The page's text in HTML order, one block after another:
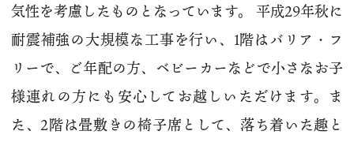
気性を考慮したものとなっています。 平成29年秋に
耐震補強の大規模な工事を行い、1階はバリア・フ
リーで、ご年配の方、ベビーカーなどで小さなお子
様連れの方にも安心してお越しいただけます。ま
た、2階は畳敷きの椅子席として、落ち着いた趣と